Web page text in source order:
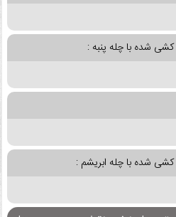
شده با چله پنبه :
شده با چله ابریشم :